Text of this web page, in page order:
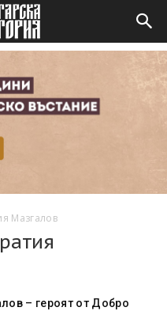
Мазгалов
– героят от Добро